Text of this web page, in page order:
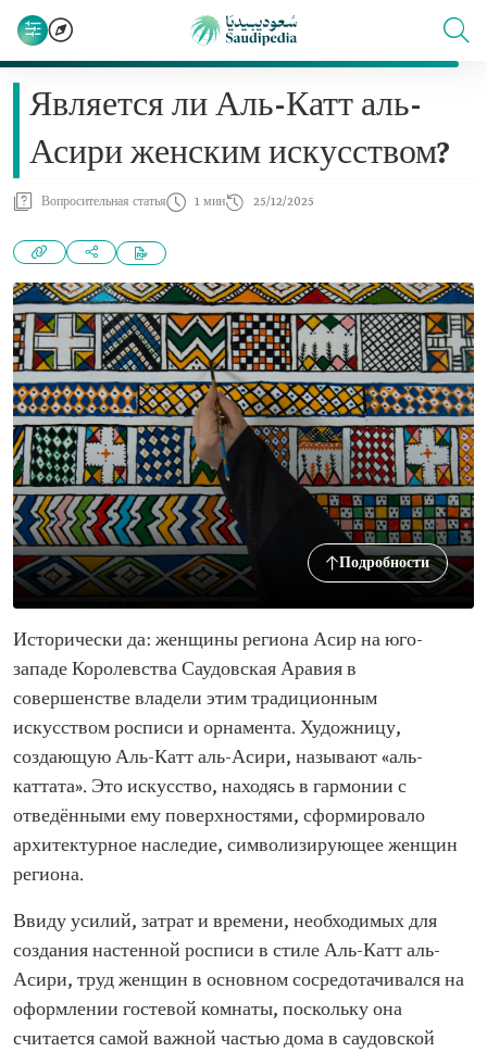
Является ли Аль-Катт аль-
Асири женским искусством?
Вопросительная статья 1 мин 25/12/2025
Подробности
Исторически да: женщины региона Асир на юго-
западе Королевства Саудовская Аравия в
совершенстве владели этим традиционным
искусством росписи и орнамента. Художницу,
создающую Аль-Катт аль-Асири, называют «аль-
каттата». Это искусство, находясь в гармонии с
отведёнными ему поверхностями, сформировало
архитектурное наследие, символизирующее женщин
региона.
Ввиду усилий, затрат и времени, необходимых для
создания настенной росписи в стиле Аль-Катт аль-
Асири, труд женщин в основном сосредотачивался на
оформлении гостевой комнаты, поскольку она
считается самой важной частью дома в саудовской